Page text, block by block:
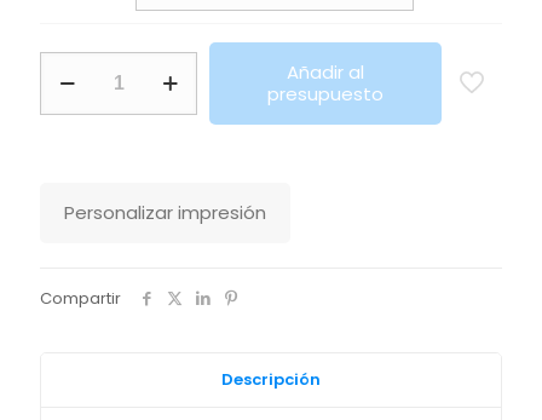
Beverly
Añadir al
presupuesto
Personalizar impresión
Compartir
Descripción